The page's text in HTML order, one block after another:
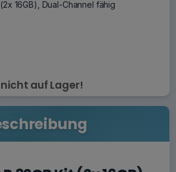
16GB), Dual-Channel fähig
auf Lager!